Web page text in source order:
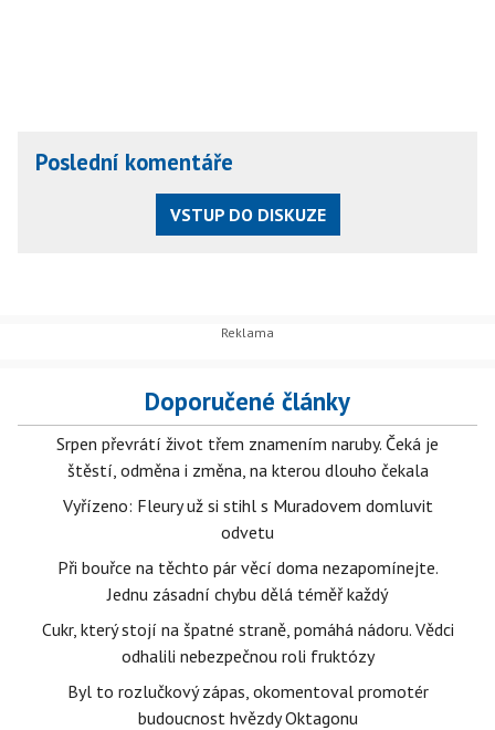
Poslední komentáře
VSTUP DO DISKUZE
Doporučené články
Srpen převrátí život třem znamením naruby. Čeká je
štěstí, odměna i změna, na kterou dlouho čekala
Vyřízeno: Fleury už si stihl s Muradovem domluvit
odvetu
Při bouřce na těchto pár věcí doma nezapomínejte.
Jednu zásadní chybu dělá téměř každý
Cukr, který stojí na špatné straně, pomáhá nádoru. Vědci
odhalili nebezpečnou roli fruktózy
Byl to rozlučkový zápas, okomentoval promotér
budoucnost hvězdy Oktagonu